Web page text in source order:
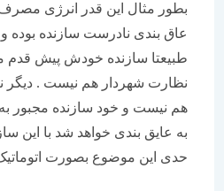
بطور مثال این قدر انرژی مصرف
عاق بندی نادرست سازنده بوده و از
طبیعتا سازنده خودش پیش قدم می
نظارت شهردار هم نیست . دیگر نیازی
هم نیست و خود سازنده مجبور به
به عایق بندی خواهد شد با این ساز و
حدی این موضوع بصورت اتوماتیک